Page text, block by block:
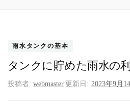
雨水タンクの基本
タンクに貯めた雨水の
投稿者: webmaster 更新日: 2023年9月